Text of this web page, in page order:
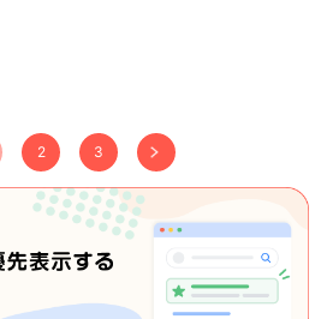
2 3